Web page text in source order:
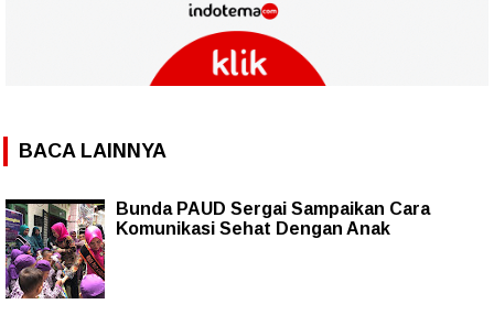
BACA LAINNYA
Bunda PAUD Sergai Sampaikan Cara
Komunikasi Sehat Dengan Anak